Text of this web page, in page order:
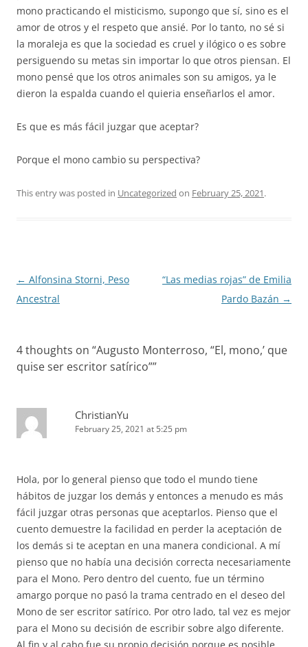
mono practicando el misticismo, supongo que sí, sino es el
amor de otros y el respeto que ansié. Por lo tanto, no sé si
la moraleja es que la sociedad es cruel y ilógico o es sobre
persiguendo su metas sin importar lo que otros piensan. El
mono pensé que los otros animales son su amigos, ya le
dieron la espalda cuando el quieria enseñarlos el amor.
Es que es más fácil juzgar que aceptar?
Porque el mono cambio su perspectiva?
This entry was posted in Uncategorized on February 25, 2021.
Post
navigation
← Alfonsina Storni, Peso
Ancestral
“Las medias rojas” de Emilia
Pardo Bazán →
4 thoughts on “Augusto Monterroso, “El, mono,’ que
quise ser escritor satírico””
ChristianYu
February 25, 2021 at 5:25 pm
Hola, por lo general pienso que todo el mundo tiene
hábitos de juzgar los demás y entonces a menudo es más
fácil juzgar otras personas que aceptarlos. Pienso que el
cuento demuestre la facilidad en perder la aceptación de
los demás si te aceptan en una manera condicional. A mí
pienso que no había una decisión correcta necesariamente
para el Mono. Pero dentro del cuento, fue un término
amargo porque no pasó la trama centrado en el deseo del
Mono de ser escritor satírico. Por otro lado, tal vez es mejor
para el Mono su decisión de escribir sobre algo diferente.